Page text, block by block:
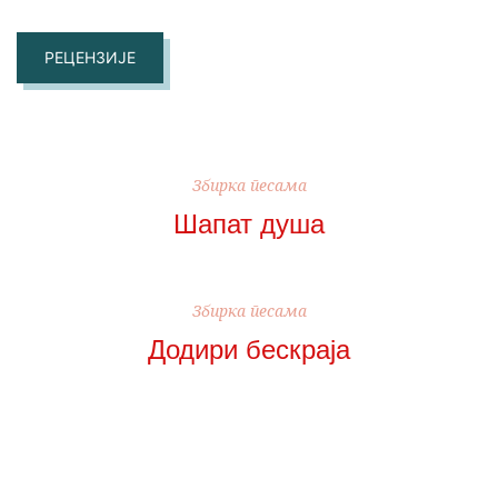
РЕЦЕНЗИЈЕ
Збирка песама
Шапат душа
Збирка песама
Додири бескраја